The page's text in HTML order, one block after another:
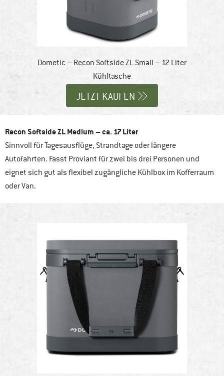
Dometic – Recon Softside ZL Small – 12 Liter
Kühltasche
JETZT KAUFEN
Recon Softside ZL Medium – ca. 17 Liter
Sinnvoll für Tagesausflüge, Strandtage oder längere
Autofahrten. Fasst Proviant für zwei bis drei Personen und
eignet sich gut als flexibel zugängliche Kühlbox im Kofferraum
oder Van.